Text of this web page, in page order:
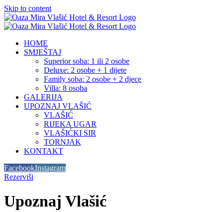
Skip to content
HOME
SMJEŠTAJ
Superior soba: 1 ili 2 osobe
Deluxe: 2 osobe + 1 dijete
Family soba: 2 osobe + 2 djece
Villa: 8 osoba
GALERIJA
UPOZNAJ VLAŠIĆ
VLAŠIĆ
RIJEKA UGAR
VLAŠIĆKI SIR
TORNJAK
KONTAKT
FacebookInstagram
Rezerviši
Upoznaj Vlašić